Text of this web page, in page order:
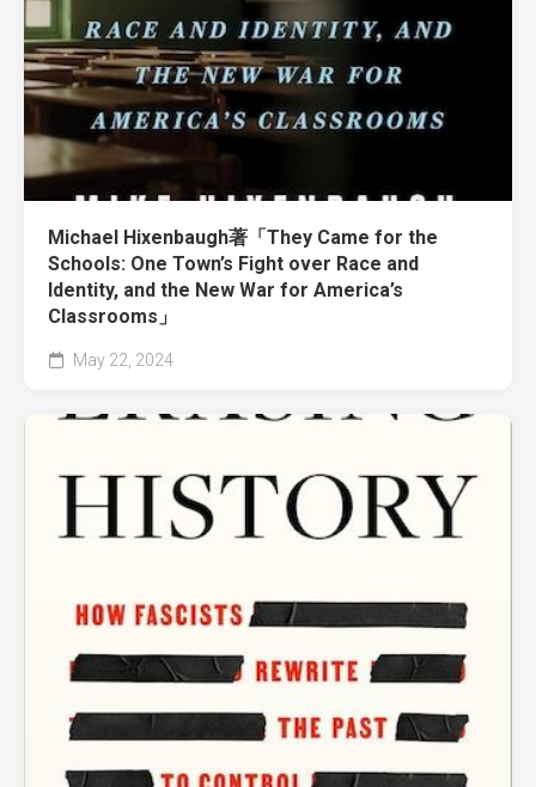
Michael Hixenbaugh著「They Came for the
Schools: One Town’s Fight over Race and
Identity, and the New War for America’s
Classrooms」
May 22, 2024